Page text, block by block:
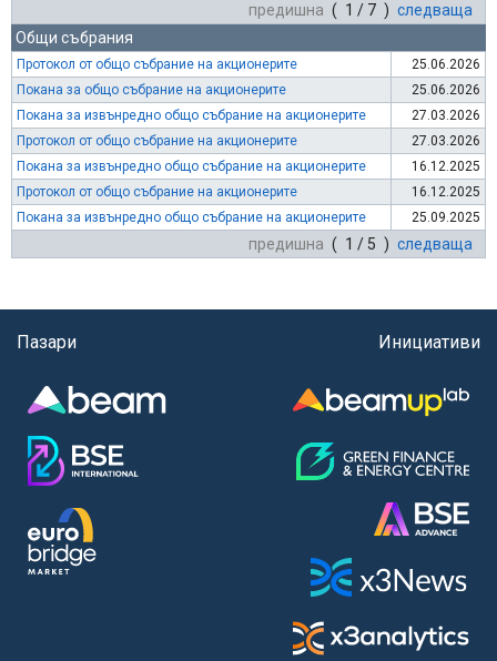
предишна ( 1 / 7 ) следваща
Общи събрания
Протокол от общо събрание на акционерите
25.06.2026
Покана за общо събрание на акционерите
25.06.2026
Покана за извънредно общо събрание на акционерите
27.03.2026
Протокол от общо събрание на акционерите
27.03.2026
Покана за извънредно общо събрание на акционерите
16.12.2025
Протокол от общо събрание на акционерите
16.12.2025
Покана за извънредно общо събрание на акционерите
25.09.2025
предишна ( 1 / 5 ) следваща
Пазари Инициативи